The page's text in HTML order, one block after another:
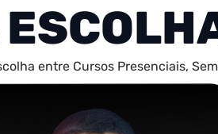
entre Cursos Presenciais,